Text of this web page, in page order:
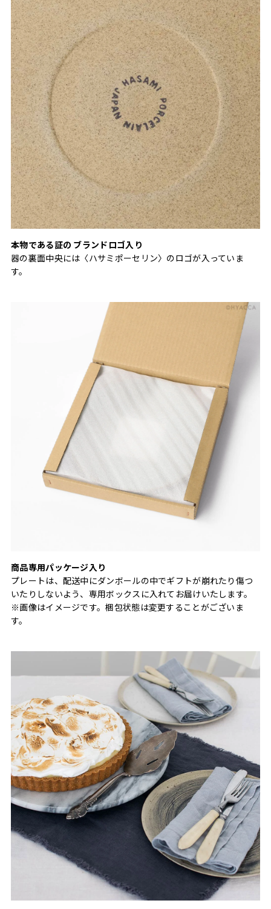
本物である証の ブランドロゴ入り
器の裏面中央には〈ハサミポーセリン〉のロゴが入っていま
す。
商品専用パッケージ入り
プレートは、配送中にダンボールの中でギフトが崩れたり傷つ
いたりしないよう、専用ボックスに入れてお届けいたします。
※画像はイメージです。梱包状態は変更することがございま
す。